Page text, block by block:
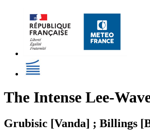
The Intense Lee-
Grubisic [Vanda] ; Billings